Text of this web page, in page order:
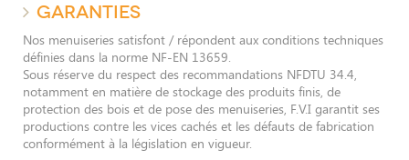
GARANTIES
Nos menuiseries satisfont / répondent aux conditions techniques
définies dans la norme NF-EN 13659.
Sous réserve du respect des recommandations NFDTU 34.4,
notamment en matière de stockage des produits finis, de
protection des bois et de pose des menuiseries, F.V.I garantit ses
productions contre les vices cachés et les défauts de fabrication
conformément à la législation en vigueur.